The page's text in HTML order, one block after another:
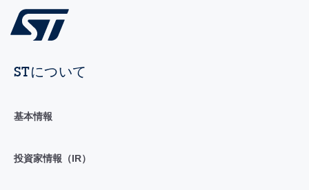
STについて
基本情報
投資家情報（IR）